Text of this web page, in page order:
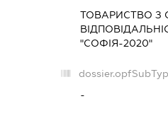
ТОВАРИСТВО
"СОФІЯ-2020"
-